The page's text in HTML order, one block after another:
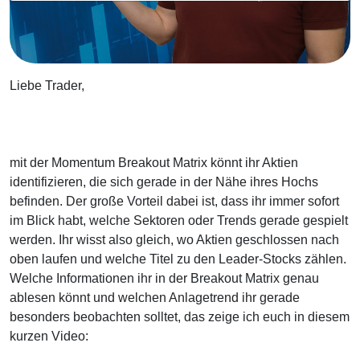
Liebe Trader,
mit der Momentum Breakout Matrix könnt ihr Aktien
identifizieren, die sich gerade in der Nähe ihres Hochs
befinden. Der große Vorteil dabei ist, dass ihr immer sofort
im Blick habt, welche Sektoren oder Trends gerade gespielt
werden. Ihr wisst also gleich, wo Aktien geschlossen nach
oben laufen und welche Titel zu den Leader-Stocks zählen.
Welche Informationen ihr in der Breakout Matrix genau
ablesen könnt und welchen Anlagetrend ihr gerade
besonders beobachten solltet, das zeige ich euch in diesem
kurzen Video: